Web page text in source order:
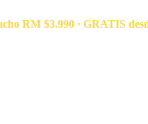
RM $3.990 · GRATIS